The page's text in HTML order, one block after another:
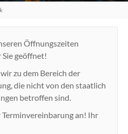
Öffnungszeiten
geöffnet!
zu dem Bereich der
die nicht von den staatlich
betroffen sind.
Terminvereinbarung an! Ihr